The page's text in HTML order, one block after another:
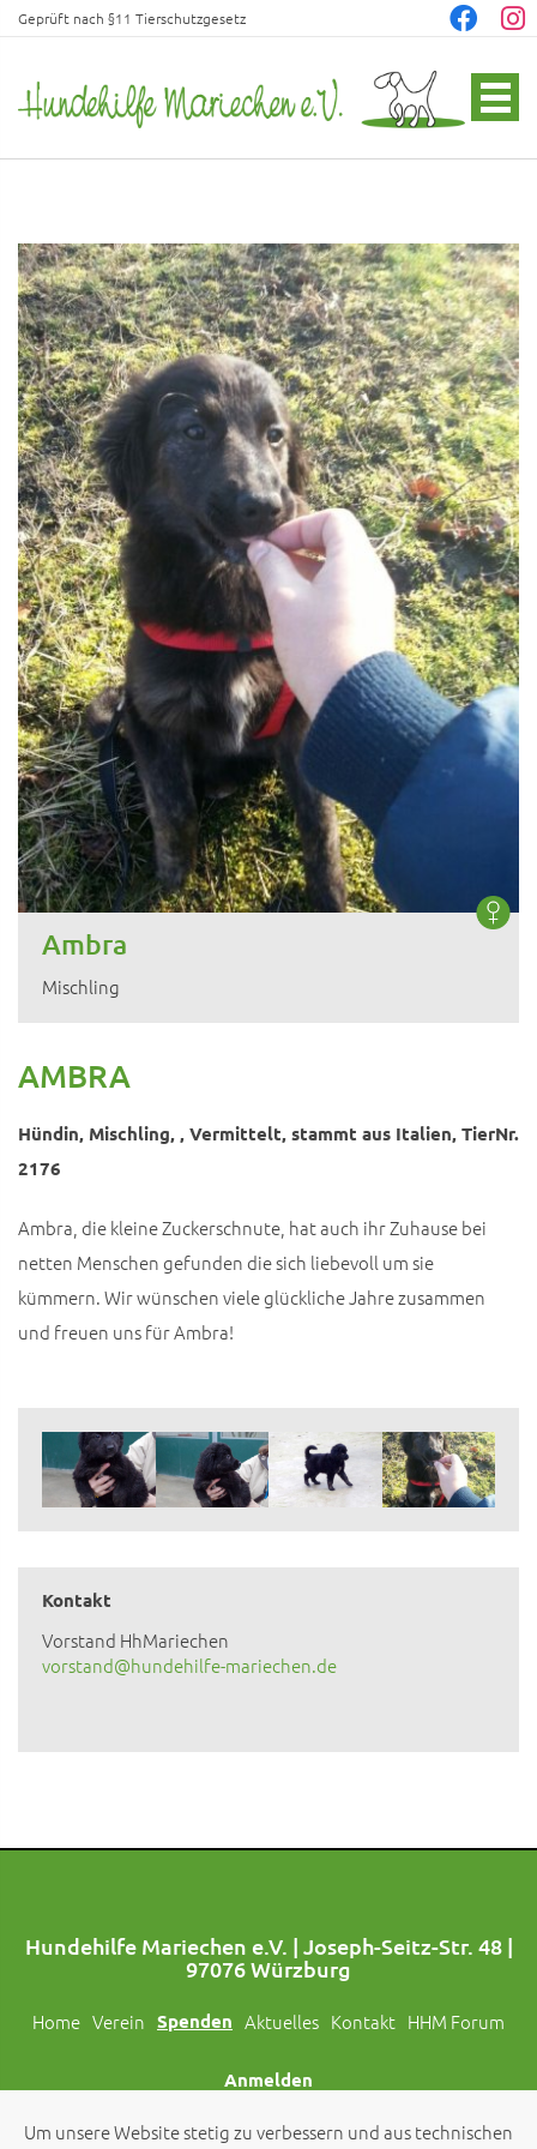
Geprüft nach §11 Tierschutzgesetz
Ambra
Mischling
AMBRA
Hündin, Mischling, , Vermittelt, stammt aus Italien, TierNr.
2176
Ambra, die kleine Zuckerschnute, hat auch ihr Zuhause bei
netten Menschen gefunden die sich liebevoll um sie
kümmern. Wir wünschen viele glückliche Jahre zusammen
und freuen uns für Ambra!
Kontakt
Vorstand HhMariechen
vorstand@hundehilfe-mariechen.de
Hundehilfe Mariechen e.V. | Joseph-Seitz-Str. 48 |
97076 Würzburg
Home Verein Spenden Aktuelles Kontakt HHM Forum
Anmelden
Folgt uns auch auf Social Media!
Um unsere Website stetig zu verbessern und aus technischen